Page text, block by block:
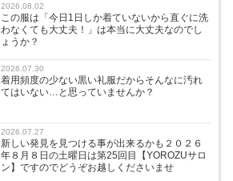
2026.08.02
この服は「今日1日しか着ていないから直ぐに洗
わなくても大丈夫！」は本当に大丈夫なのでし
ょうか？
2026.07.30
着用頻度の少ない黒い礼服だからそんなに汚れ
てはいない…と思っていませんか？
2026.07.27
新しい発見を見つける事が出来るかも２０２６
年８月８日の土曜日は第25回目【YOROZUサロ
ン】ですのでどうぞお越しくださいませ